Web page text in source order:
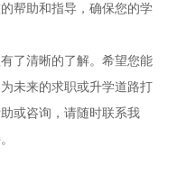
帮助和指导，确保您的学
了清晰的了解。希望您能
未来的求职或升学道路打
或咨询，请随时联系我